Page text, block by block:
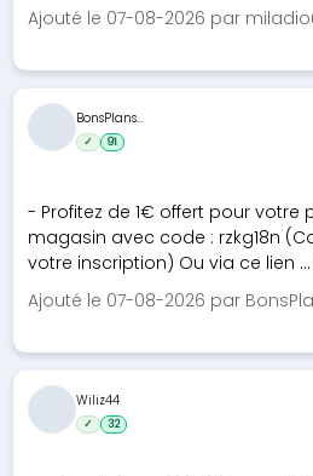
Ajouté le 07-08-2026 par
- Profitez de 1€ offert pour votre
magasin avec code : rzkg18n
votre inscription) Ou via ce lien ...
Ajouté le 07-08-2026 par
BonsPlans...
✓ 91
Wiliz44
✓ 32